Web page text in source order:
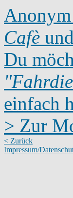
Cafè
Du
einfach
> Zur
< Zurück
Impressum/